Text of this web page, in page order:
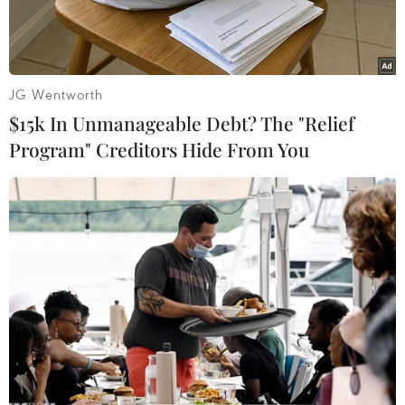
Tòa nhà Bộ Tài chính Mỹ ở Washington, DC. (Ảnh: Bloomberg)
Ngày 9/7, Bộ Tài chính Mỹ thông báo gia hạn
lệnh cấm một số giao dịch liên quan đến 3 tổ
chức tài chính Mexico đến ngày 4/9.
JG Wentworth
$15k In Unmanageable Debt? The "Relief
Program" Creditors Hide From You